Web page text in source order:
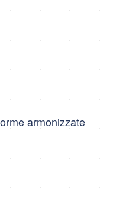
armonizzate